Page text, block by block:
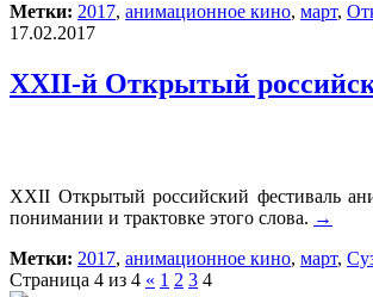
Метки: 2017, анимационное кино, март,
17.02.2017
XXII-й Открытый
XXII Открытый российский фестиваль
понимании и трактовке этого слова. →
Метки: 2017, анимационное кино, март,
Страница 4 из 4 « 1 2 3 4